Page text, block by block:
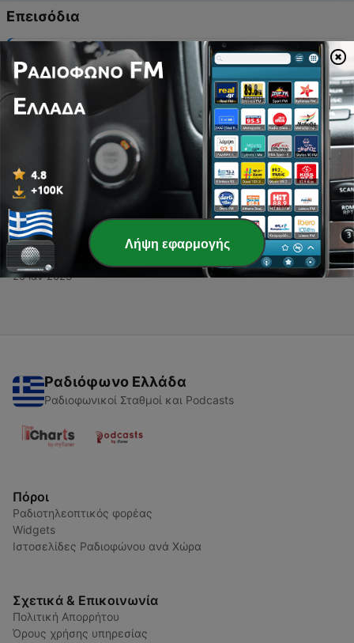
Επεισόδια
5 Ψυχοκόρες
21 Σεπ 2023
4 - Αναπηρία
Matilda Effect
24 Μάρ 2023
Γυναίκες Ανακούφισης
11 Φεβ 2023
1 - Οι κόρες της Ντροπής
20 Ιαν 2023
Ραδιόφωνο Ελλάδα
Ραδιοφωνικοί Σταθμοί και Podcasts
Πόροι
Ραδιοτηλεοπτικός φορέας
Widgets
Ιστοσελίδες Ραδιοφώνου ανά Χώρα
Σχετικά & Επικοινωνία
Πολιτική Απορρήτου
Όρους χρήσης υπηρεσίας
Λήψη εφαρμογής